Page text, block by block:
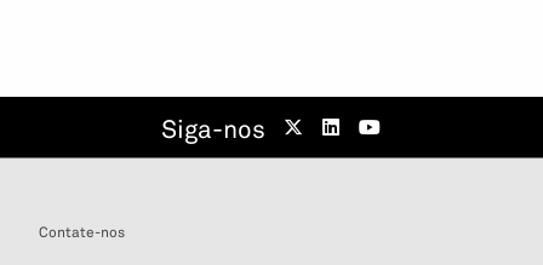
Siga-nos
Contate-nos